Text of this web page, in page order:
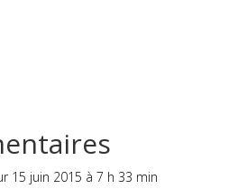
15 juin 2015 à 7 h 33 min